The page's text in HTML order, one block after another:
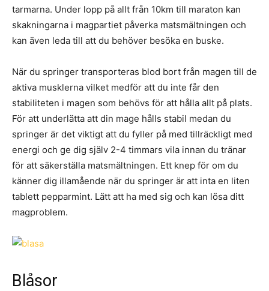
tarmarna. Under lopp på allt från 10km till maraton kan
skakningarna i magpartiet påverka matsmältningen och
kan även leda till att du behöver besöka en buske.
När du springer transporteras blod bort från magen till de
aktiva musklerna vilket medför att du inte får den
stabiliteten i magen som behövs för att hålla allt på plats.
För att underlätta att din mage hålls stabil medan du
springer är det viktigt att du fyller på med tillräckligt med
energi och ge dig själv 2-4 timmars vila innan du tränar
för att säkerställa matsmältningen. Ett knep för om du
känner dig illamående när du springer är att inta en liten
tablett pepparmint. Lätt att ha med sig och kan lösa ditt
magproblem.
Blåsor